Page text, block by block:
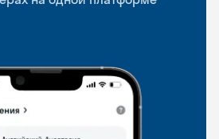
с преподавателями